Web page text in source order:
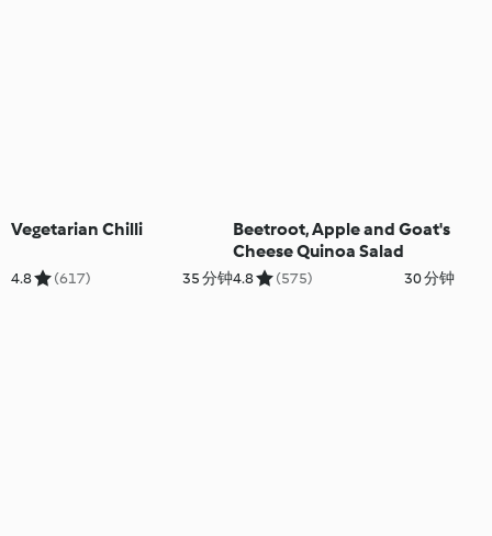
Vegetarian Chilli
4.8 (617) 35 分钟
Beetroot, Apple and Goat's
Cheese Quinoa Salad
4.8 (575) 30 分钟